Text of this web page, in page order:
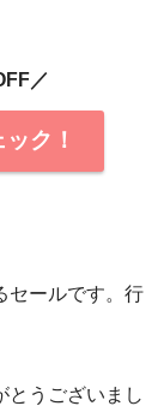
／
ク！
セールです。行
とうございまし